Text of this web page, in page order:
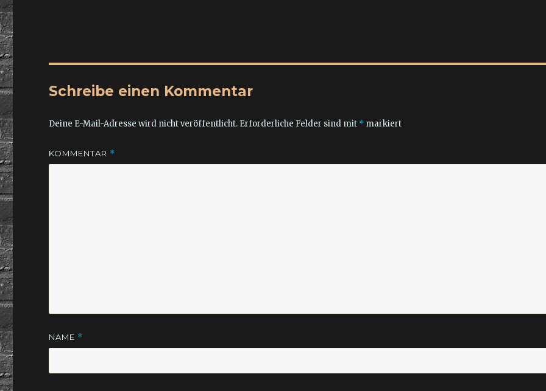
Schreibe einen Kommentar
Deine E-Mail-Adresse wird nicht veröffentlicht. Erforderliche Felder sind mit * markiert
KOMMENTAR *
NAME *